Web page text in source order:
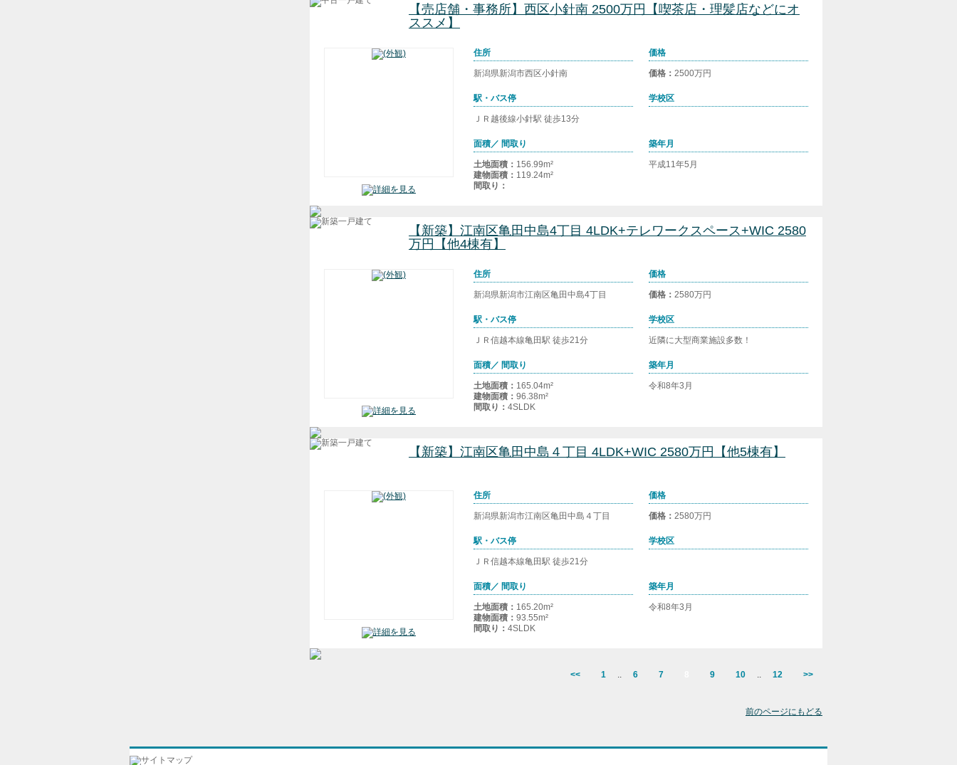
【売店舗・事務所】西区小針南 2500万円【喫茶店・理髪店などにオ
ススメ】
住所
新潟県新潟市西区小針南
価格
価格： 2500万円
駅・バス停
ＪＲ越後線小針駅 徒歩13分
学校区
面積／ 間取り
土地面積： 156.99m²
建物面積： 119.24m²
間取り：
築年月
平成11年5月
【新築】江南区亀田中島4丁目 4LDK+テレワークスペース+WIC 2580
万円【他4棟有】
住所
新潟県新潟市江南区亀田中島4丁目
価格
価格： 2580万円
駅・バス停
ＪＲ信越本線亀田駅 徒歩21分
学校区
近隣に大型商業施設多数！
面積／ 間取り
土地面積： 165.04m²
建物面積： 96.38m²
間取り： 4SLDK
築年月
令和8年3月
【新築】江南区亀田中島４丁目 4LDK+WIC 2580万円【他5棟有】
住所
新潟県新潟市江南区亀田中島４丁目
価格
価格： 2580万円
駅・バス停
ＪＲ信越本線亀田駅 徒歩21分
学校区
面積／ 間取り
土地面積： 165.20m²
建物面積： 93.55m²
間取り： 4SLDK
築年月
令和8年3月
<< 1 .. 6 7 9 10 .. 12 >>
前のページにもどる